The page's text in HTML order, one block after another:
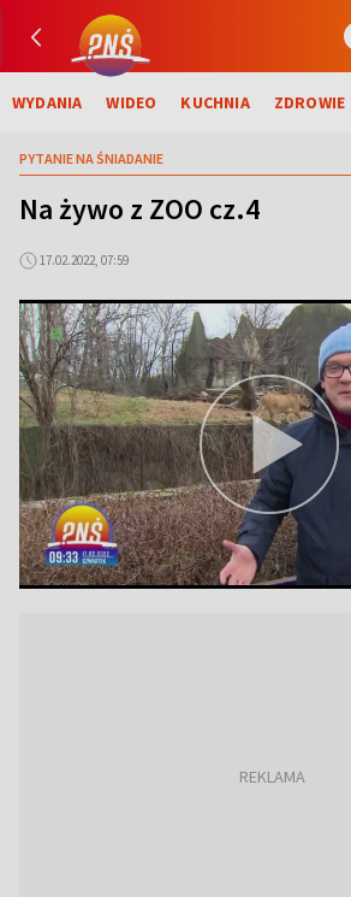
WYDANIA WIDEO KUCHNIA ZDROWIE
PYTANIE NA ŚNIADANIE
Na żywo z ZOO cz.4
17.02.2022, 07:59